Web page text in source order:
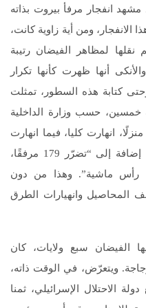
انفجار مرفأ بيروت بذاته
الانفجار، ومن أية زاوية كانت،
لمظاهر الفيضان رتيبة
أنها ظهرت كأنها تكرار
كتابة هذه السطور، تمثلت
وإصابة خمسين، حسب وزارة الداخلية
السودانية، إضافة إلى 27 ألفا و341 منزلًا، انهارت كليا، فيما انهارت
بشكل جزئي 42 ألفًا و210 منازل”، إضافة إلى “تضرّر 179 مرفقًا،
و359 متجرًا ومخزنًا، ونفوق 5482 رأس ماشية”. وهذا من دون
المحاصيل وانهيارات الطرق
الفيضان سبع ولايات، كان
ويتعرّض، في الوقت ذاته،
الاحتلال الإسرائيلي، ثمنا